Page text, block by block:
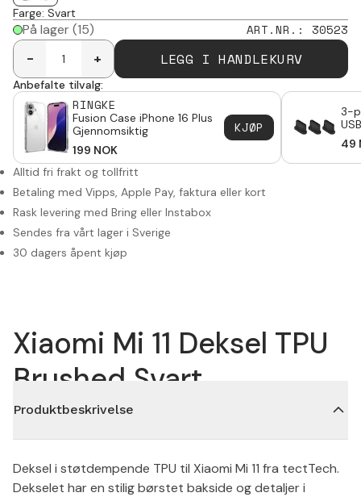
Farge: Svart
På lager(15) ART.NR. : 30523
-
+ LEGG I HANDLEKURV
Anbefalte tilvalg:
RINGKE
Fusion Case iPhone 16 Plus
Gjennomsiktig
199 NOK
KJØP
3-
49
Alltid fri frakt og tollfritt
Betaling med Vipps, Apple Pay, faktura eller kort
Rask levering med Bring eller Instabox
Sendes fra vårt lager i Sverige
30 dagers åpent kjøp
Xiaomi Mi 11 Deksel TPU
Brushed Svart
Produktbeskrivelse
Deksel i støtdempende TPU til Xiaomi Mi 11 fra tectTech.
Dekselet har en stilig børstet bakside og detaljer i